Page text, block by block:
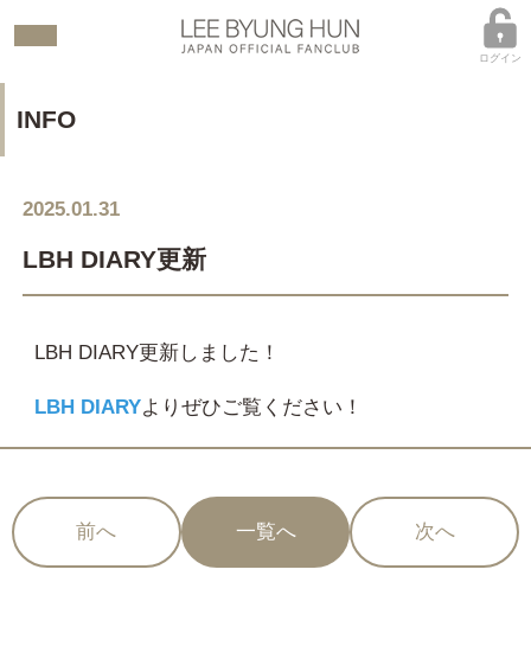
ログイン
INFO
2025.01.31
LBH DIARY更新
LBH DIARY更新しました！
LBH DIARYよりぜひご覧ください！
前へ 一覧へ 次へ